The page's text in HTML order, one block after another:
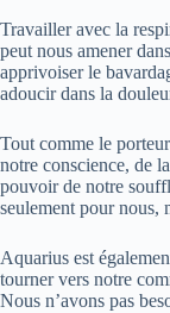
Travailler avec la
peut nous amener
apprivoiser le
adoucir dans la
Tout comme le
notre conscience, de
pouvoir de notre
seulement pour nous,
Aquarius est
tourner vers notre
Nous n’avons pas